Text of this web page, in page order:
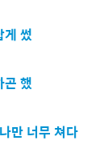
게 썼
곤 했
만 너무 쳐다